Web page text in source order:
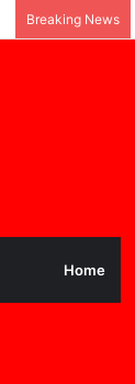
Breaking News
Home